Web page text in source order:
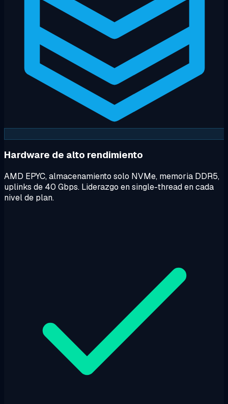
Hardware de alto rendimiento
AMD EPYC, almacenamiento solo NVMe, memoria DDR5,
uplinks de 40 Gbps. Liderazgo en single-thread en cada
nivel de plan.